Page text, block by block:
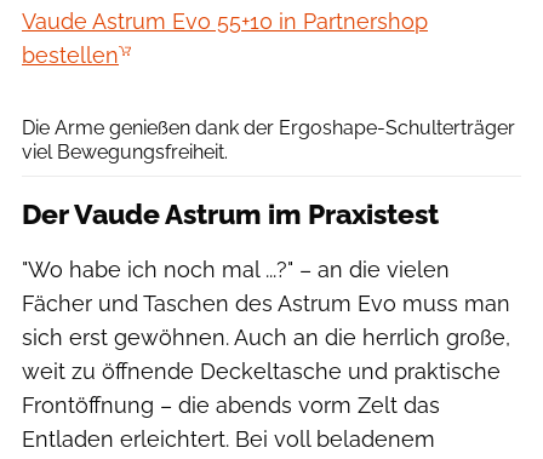
Vaude Astrum Evo 55+10 in Partnershop
bestellen
Die Arme genießen dank der Ergoshape-Schulterträger
viel Bewegungsfreiheit.
Der Vaude Astrum im Praxistest
"Wo habe ich noch mal ...?" – an die vielen
Fächer und Taschen des Astrum Evo muss man
sich erst gewöhnen. Auch an die herrlich große,
weit zu öffnende Deckeltasche und praktische
Frontöffnung – die abends vorm Zelt das
Entladen erleichtert. Bei voll beladenem